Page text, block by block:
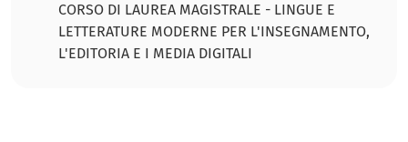
CORSO DI LAUREA MAGISTRALE - LINGUE E
LETTERATURE MODERNE PER L'INSEGNAMENTO,
L'EDITORIA E I MEDIA DIGITALI